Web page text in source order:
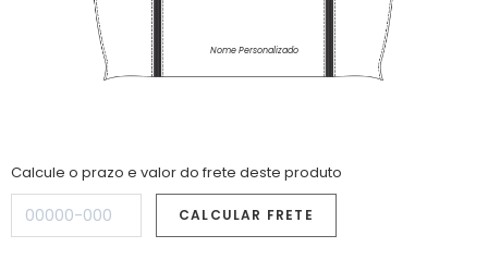
Nome Personalizado
Calcule o prazo e valor do frete deste produto